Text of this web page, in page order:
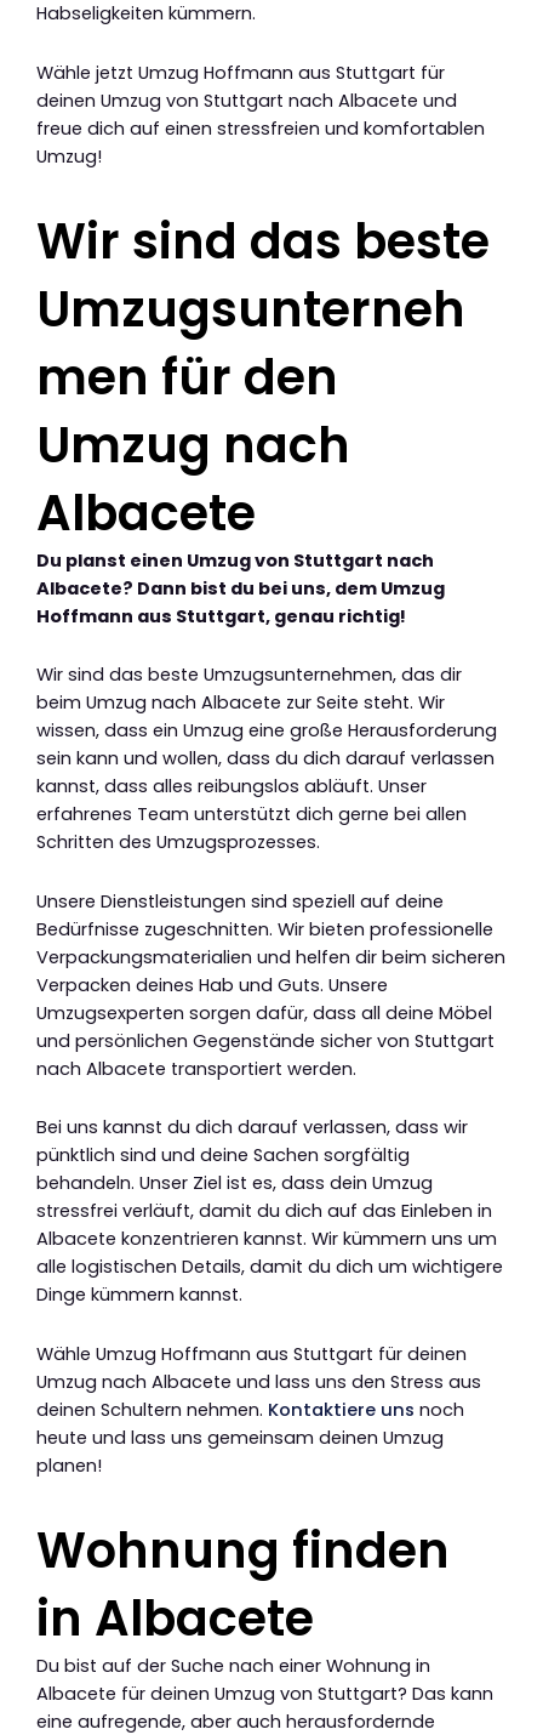
Habseligkeiten kümmern.
Wähle jetzt Umzug Hoffmann aus Stuttgart für
deinen Umzug von Stuttgart nach Albacete und
freue dich auf einen stressfreien und komfortablen
Umzug!
Wir sind das beste
Umzugsunterneh
men für den
Umzug nach
Albacete
Du planst einen Umzug von Stuttgart nach
Albacete? Dann bist du bei uns, dem Umzug
Hoffmann aus Stuttgart, genau richtig!
Wir sind das beste Umzugsunternehmen, das dir
beim Umzug nach Albacete zur Seite steht. Wir
wissen, dass ein Umzug eine große Herausforderung
sein kann und wollen, dass du dich darauf verlassen
kannst, dass alles reibungslos abläuft. Unser
erfahrenes Team unterstützt dich gerne bei allen
Schritten des Umzugsprozesses.
Unsere Dienstleistungen sind speziell auf deine
Bedürfnisse zugeschnitten. Wir bieten professionelle
Verpackungsmaterialien und helfen dir beim sicheren
Verpacken deines Hab und Guts. Unsere
Umzugsexperten sorgen dafür, dass all deine Möbel
und persönlichen Gegenstände sicher von Stuttgart
nach Albacete transportiert werden.
Bei uns kannst du dich darauf verlassen, dass wir
pünktlich sind und deine Sachen sorgfältig
behandeln. Unser Ziel ist es, dass dein Umzug
stressfrei verläuft, damit du dich auf das Einleben in
Albacete konzentrieren kannst. Wir kümmern uns um
alle logistischen Details, damit du dich um wichtigere
Dinge kümmern kannst.
Wähle Umzug Hoffmann aus Stuttgart für deinen
Umzug nach Albacete und lass uns den Stress aus
deinen Schultern nehmen. Kontaktiere uns noch
heute und lass uns gemeinsam deinen Umzug
planen!
Wohnung finden
in Albacete
Du bist auf der Suche nach einer Wohnung in
Albacete für deinen Umzug von Stuttgart? Das kann
eine aufregende, aber auch herausfordernde